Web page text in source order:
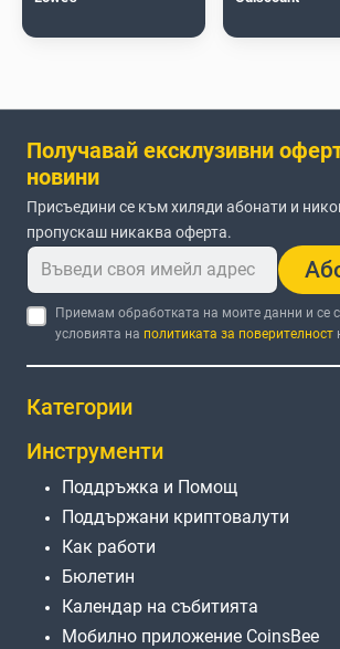
Получавай ексклузивни
новини
Присъедини се към хиляди абонати и
пропускаш никаква оферта.
Приемам обработката на моите данни и се
условията на политиката за поверителност
Категории
Инструменти
Поддръжка и Помощ
Поддържани криптовалути
Как работи
Бюлетин
Календар на събитията
Мобилно приложение CoinsBee